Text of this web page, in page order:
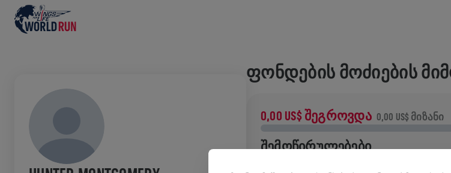
ᲤᲝᲜᲓᲔᲑᲘᲡ ᲛᲝᲫᲘᲔᲑᲘᲡ
0,00 US$ ᲨᲔᲒᲠᲝᲕᲓᲐ 0,00 US$ ᲛᲘᲖᲐᲜᲘ
ᲨᲔᲛᲝᲬᲘᲠᲣᲚᲔᲑᲔᲑᲘ